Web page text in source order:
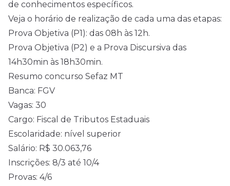
de conhecimentos específicos.
Veja o horário de realização de cada uma das etapas:
Prova Objetiva (P1): das 08h às 12h.
Prova Objetiva (P2) e a Prova Discursiva das
14h30min às 18h30min.
Resumo concurso Sefaz MT
Banca: FGV
Vagas: 30
Cargo: Fiscal de Tributos Estaduais
Escolaridade: nível superior
Salário: R$ 30.063,76
Inscrições: 8/3 até 10/4
Provas: 4/6